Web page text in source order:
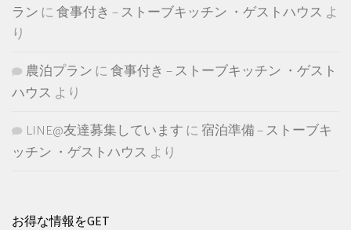
ラン に 食事付き – ストーブキッチン ・ゲストハウス よ
り
農泊プラン に 食事付き – ストーブキッチン ・ゲスト
ハウス より
LINE@友達募集しています に 宿泊準備 – ストーブキ
ッチン ・ゲストハウス より
お得な情報をGET